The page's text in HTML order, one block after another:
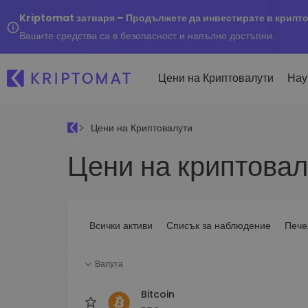
Kriptomat затваря – Продължете да инвестирате в
Вашите средства са в безопасност и напълно достъпни.
Цени на Криптовалути
Всички цени
Над 300+ криптовалути
инвестиране
Купуване и
криптовалута
Над 1 000 опции за
Цени на Криптовалути
Цени на
Всички активи Списък за наблюдение
Валута
Bitcoin